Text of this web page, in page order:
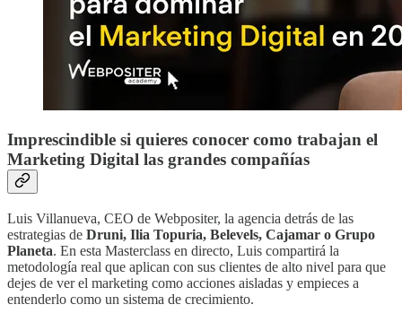
Imprescindible si quieres conocer como trabajan el
Marketing Digital las grandes compañías
Luis Villanueva, CEO de Webpositer, la agencia detrás de las
estrategias de Druni, Ilia Topuria, Belevels, Cajamar o Grupo
Planeta. En esta Masterclass en directo, Luis compartirá la
metodología real que aplican con sus clientes de alto nivel para que
dejes de ver el marketing como acciones aisladas y empieces a
entenderlo como un sistema de crecimiento.